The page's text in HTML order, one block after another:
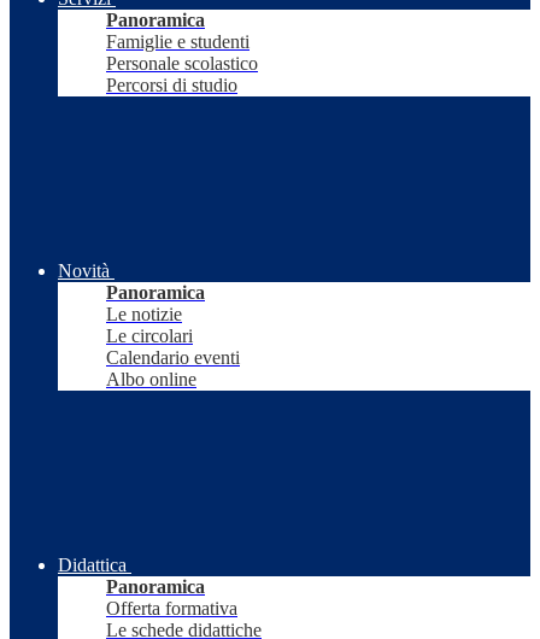
Panoramica
Famiglie e studenti
Personale scolastico
Percorsi di studio
Novità
Panoramica
Le notizie
Le circolari
Calendario eventi
Albo online
Didattica
Panoramica
Offerta formativa
Le schede didattiche